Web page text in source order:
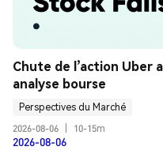
Chute de l’action Uber
analyse bourse
Perspectives du Marché
2026-08-06
10-15m
2026-08-06